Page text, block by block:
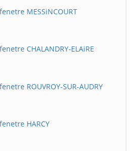
MESSiNCOURT
CHALANDRY-ELAiRE
ROUVROY-SUR-AUDRY
HARCY